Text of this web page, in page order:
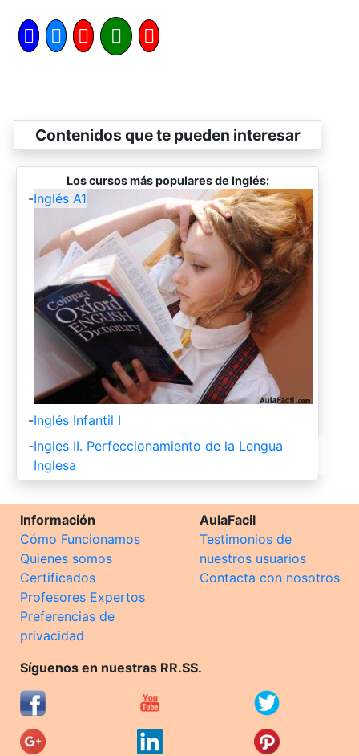
Contenidos que te pueden interesar
Los cursos más populares de Inglés:
-Inglés A1
-Inglés Infantil I
-Ingles II. Perfeccionamiento de la Lengua
Inglesa
Información
Cómo Funcionamos
Quienes somos
Certificados
Profesores Expertos
Preferencias de
privacidad
AulaFacil
Testimonios de
nuestros usuarios
Contacta con nosotros
Síguenos en nuestras RR.SS.